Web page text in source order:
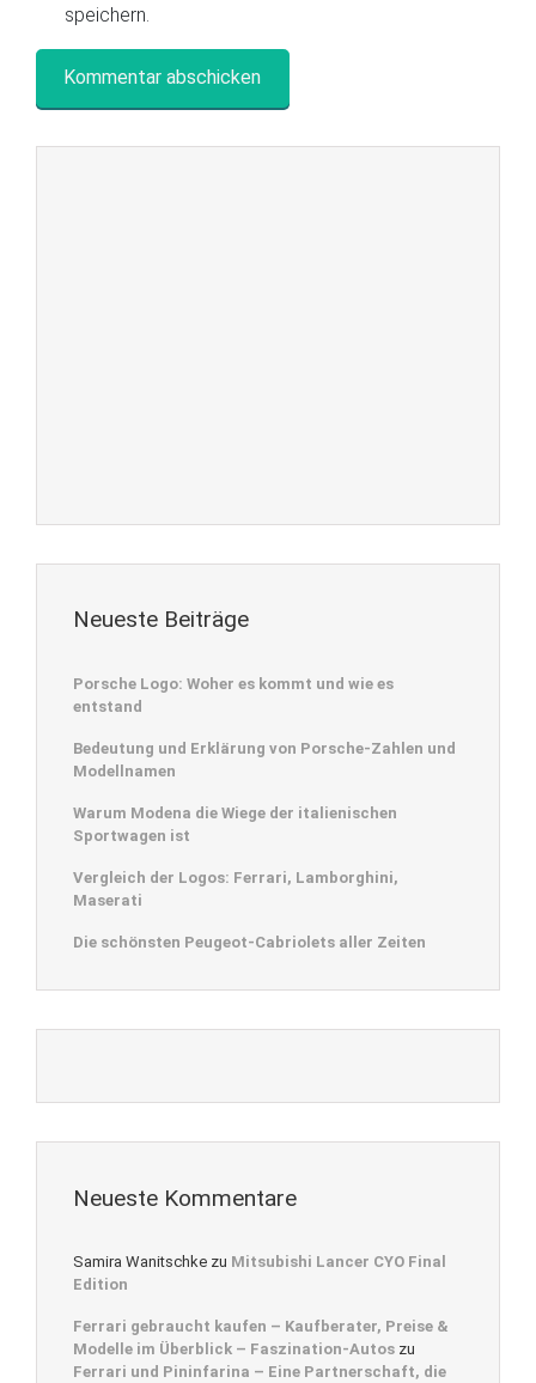
speichern.
Neueste Beiträge
Porsche Logo: Woher es kommt und wie es
entstand
Bedeutung und Erklärung von Porsche-Zahlen und
Modellnamen
Warum Modena die Wiege der italienischen
Sportwagen ist
Vergleich der Logos: Ferrari, Lamborghini,
Maserati
Die schönsten Peugeot-Cabriolets aller Zeiten
Neueste Kommentare
Samira Wanitschke zu Mitsubishi Lancer CYO Final
Edition
Ferrari gebraucht kaufen – Kaufberater, Preise &
Modelle im Überblick – Faszination-Autos zu
Ferrari und Pininfarina – Eine Partnerschaft, die